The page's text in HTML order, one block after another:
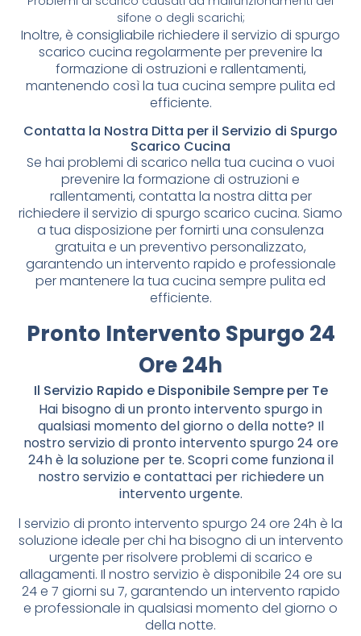
sifone o degli scarichi;
Inoltre, è consigliabile richiedere il servizio di spurgo
scarico cucina regolarmente per prevenire la
formazione di ostruzioni e rallentamenti,
mantenendo così la tua cucina sempre pulita ed
efficiente.
Contatta la Nostra Ditta per il Servizio di Spurgo
Scarico Cucina
Se hai problemi di scarico nella tua cucina o vuoi
prevenire la formazione di ostruzioni e
rallentamenti, contatta la nostra ditta per
richiedere il servizio di spurgo scarico cucina. Siamo
a tua disposizione per fornirti una consulenza
gratuita e un preventivo personalizzato,
garantendo un intervento rapido e professionale
per mantenere la tua cucina sempre pulita ed
efficiente.
Pronto Intervento Spurgo 24
Ore 24h
Il Servizio Rapido e Disponibile Sempre per Te
Hai bisogno di un pronto intervento spurgo in
qualsiasi momento del giorno o della notte? Il
nostro servizio di pronto intervento spurgo 24 ore
24h è la soluzione per te. Scopri come funziona il
nostro servizio e contattaci per richiedere un
intervento urgente.
l servizio di pronto intervento spurgo 24 ore 24h è la
soluzione ideale per chi ha bisogno di un intervento
urgente per risolvere problemi di scarico e
allagamenti. Il nostro servizio è disponibile 24 ore su
24 e 7 giorni su 7, garantendo un intervento rapido
e professionale in qualsiasi momento del giorno o
della notte.